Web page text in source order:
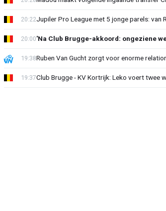
Jupiler Pro League met 5 jonge parels: van
20:22
'Na Club Brugge-akkoord: ongeziene
20:00
Ruben Van Gucht zorgt voor enorme
19:38
Club Brugge - KV Kortrijk: Leko voert twee
19:37